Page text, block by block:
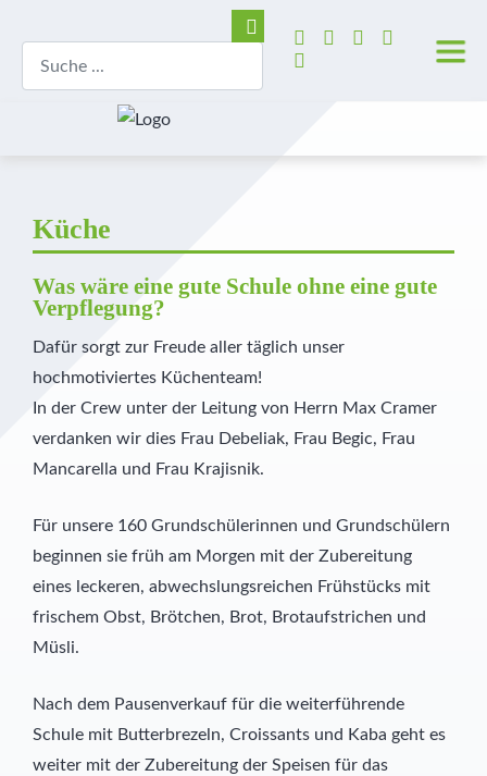
Küche
Was wäre eine gute Schule ohne eine gute
Verpflegung?
Dafür sorgt zur Freude aller täglich unser
hochmotiviertes Küchenteam!
In der Crew unter der Leitung von Herrn Max Cramer
verdanken wir dies Frau Debeliak, Frau Begic, Frau
Mancarella und Frau Krajisnik.
Für unsere 160 Grundschülerinnen und Grundschülern
beginnen sie früh am Morgen mit der Zubereitung
eines leckeren, abwechslungsreichen Frühstücks mit
frischem Obst, Brötchen, Brot, Brotaufstrichen und
Müsli.
Nach dem Pausenverkauf für die weiterführende
Schule mit Butterbrezeln, Croissants und Kaba geht es
weiter mit der Zubereitung der Speisen für das